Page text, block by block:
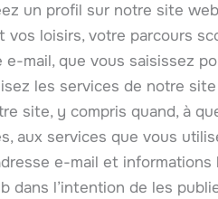
un profil sur notre site
loisirs, votre parcours
mail, que vous saisissez
les services de notre
site, y compris quand, à
aux services que vous
e-mail et informations
dans l’intention de les